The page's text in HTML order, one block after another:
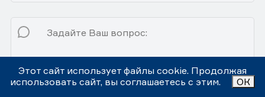
Этот сайт использует файлы cookie. Продолжая
использовать сайт, вы соглашаетесь с этим.
ОК